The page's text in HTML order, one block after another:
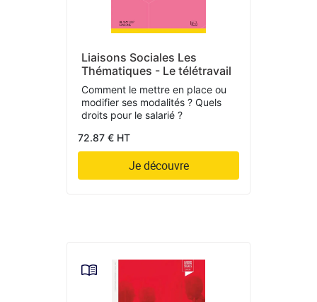
Liaisons Sociales Les
Thématiques - Le télétravail
Comment le mettre en place ou
modifier ses modalités ? Quels
droits pour le salarié ?
72.87 € HT
Je découvre